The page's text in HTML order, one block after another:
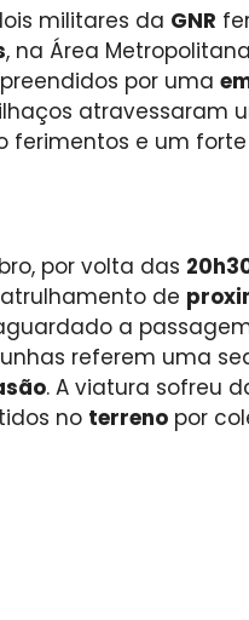
militares da GNR
, na Área
por uma
atravessaram
ferimentos e um forte
por volta das
de
a
referem uma
. A viatura sofreu
no terreno por